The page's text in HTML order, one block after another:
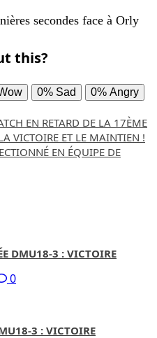
secondes face à Orly
this?
0% Sad 0% Angry
EN RETARD DE LA 17ÈME
VICTOIRE ET LE MAINTIEN !
EN ÉQUIPE DE
DMU18-3 : VICTOIRE
0
3 : VICTOIRE